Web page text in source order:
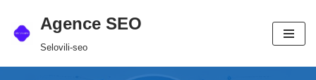
Aller
Agence SEO
Selovili-seo